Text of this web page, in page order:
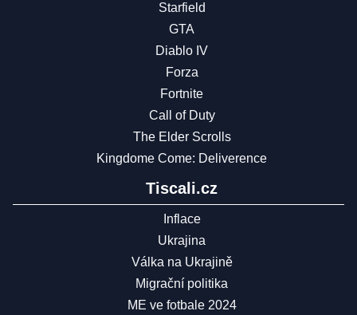
Starfield
GTA
Diablo IV
Forza
Fortnite
Call of Duty
The Elder Scrolls
Kingdome Come: Deliverence
Tiscali.cz
Inflace
Ukrajina
Válka na Ukrajině
Migrační politika
ME ve fotbale 2024